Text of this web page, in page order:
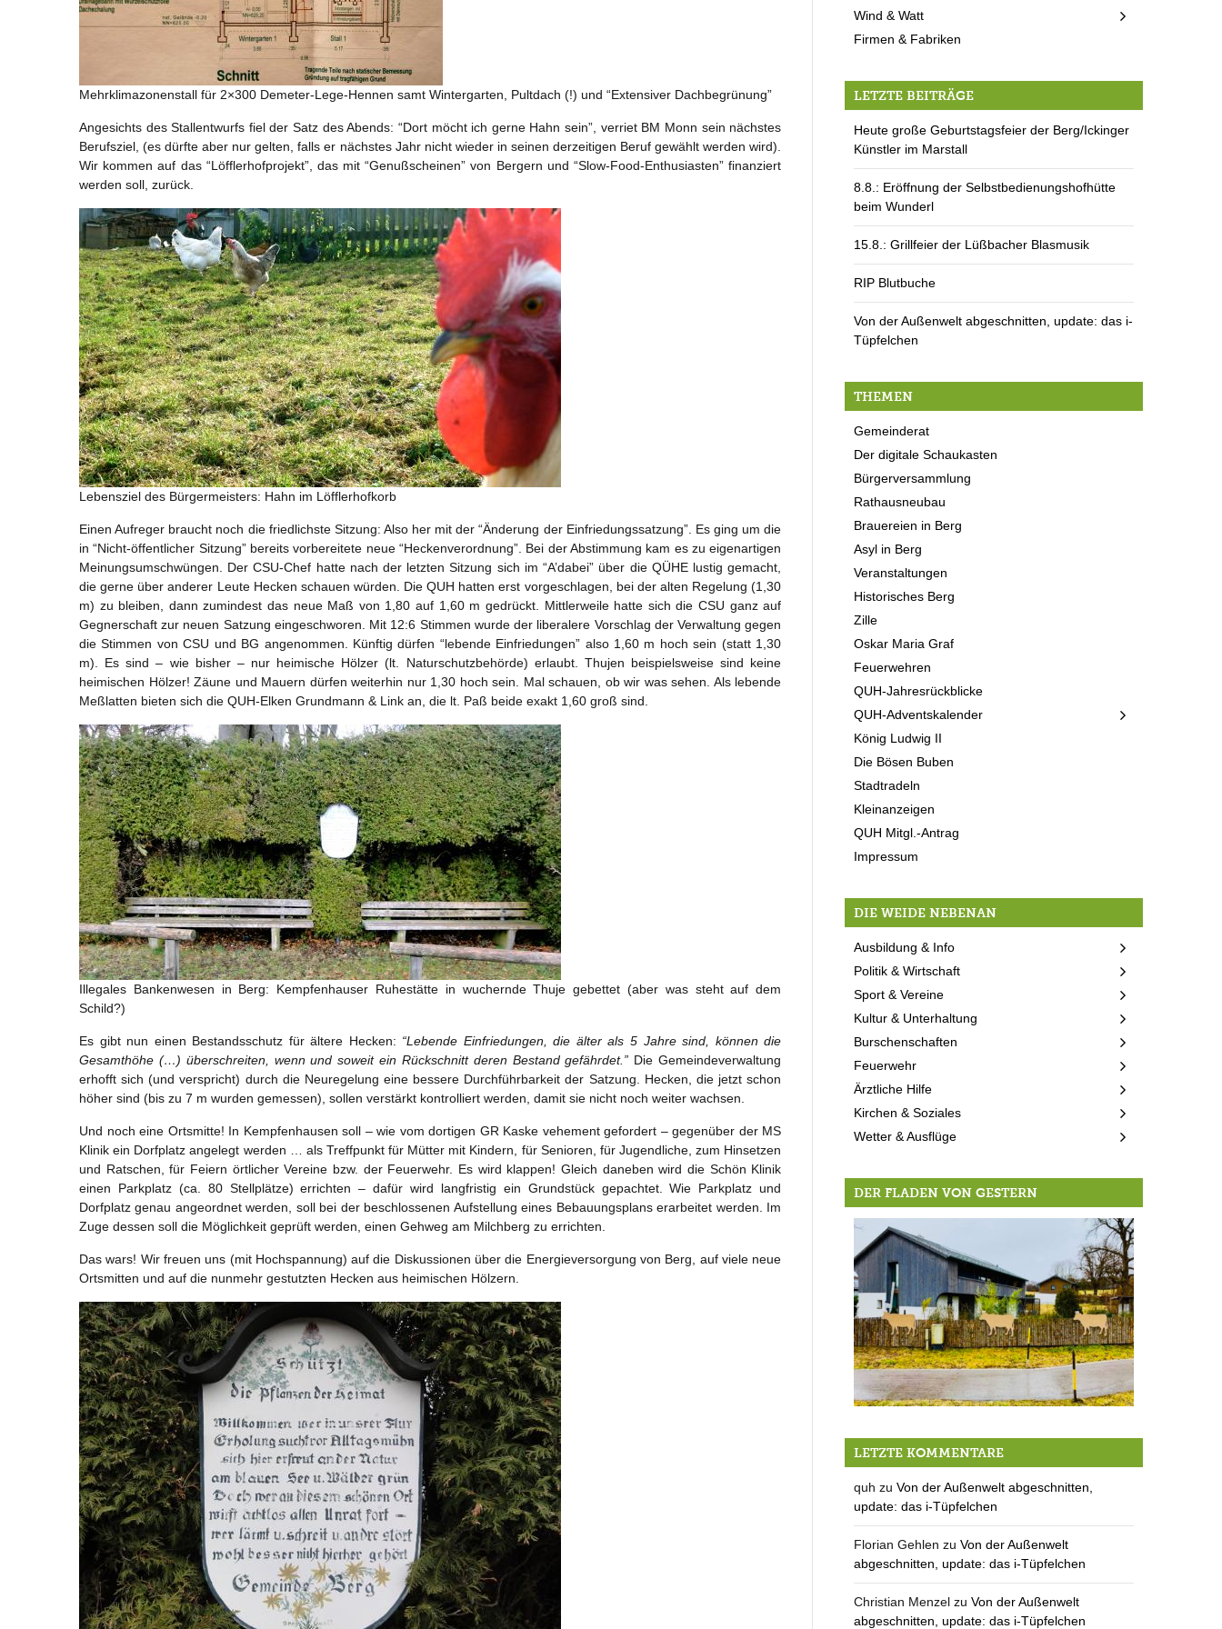
Mehrklimazonenstall für 2×300 Demeter-Lege-Hennen samt Wintergarten, Pultdach (!) und “Extensiver Dachbegrünung”
Angesichts des Stallentwurfs fiel der Satz des Abends: “Dort möcht ich gerne Hahn sein”, verriet BM Monn sein nächstes
Berufsziel, (es dürfte aber nur gelten, falls er nächstes Jahr nicht wieder in seinen derzeitigen Beruf gewählt werden wird).
Wir kommen auf das “Löfflerhofprojekt”, das mit “Genußscheinen” von Bergern und “Slow-Food-Enthusiasten” finanziert
werden soll, zurück.
Lebensziel des Bürgermeisters: Hahn im Löfflerhofkorb
Einen Aufreger braucht noch die friedlichste Sitzung: Also her mit der “Änderung der Einfriedungssatzung”. Es ging um die
in “Nicht-öffentlicher Sitzung” bereits vorbereitete neue “Heckenverordnung”. Bei der Abstimmung kam es zu eigenartigen
Meinungsumschwüngen. Der CSU-Chef hatte nach der letzten Sitzung sich im “A’dabei” über die QÜHE lustig gemacht,
die gerne über anderer Leute Hecken schauen würden. Die QUH hatten erst vorgeschlagen, bei der alten Regelung (1,30
m) zu bleiben, dann zumindest das neue Maß von 1,80 auf 1,60 m gedrückt. Mittlerweile hatte sich die CSU ganz auf
Gegnerschaft zur neuen Satzung eingeschworen. Mit 12:6 Stimmen wurde der liberalere Vorschlag der Verwaltung gegen
die Stimmen von CSU und BG angenommen. Künftig dürfen “lebende Einfriedungen” also 1,60 m hoch sein (statt 1,30
m). Es sind – wie bisher – nur heimische Hölzer (lt. Naturschutzbehörde) erlaubt. Thujen beispielsweise sind keine
heimischen Hölzer! Zäune und Mauern dürfen weiterhin nur 1,30 hoch sein. Mal schauen, ob wir was sehen. Als lebende
Meßlatten bieten sich die QUH-Elken Grundmann & Link an, die lt. Paß beide exakt 1,60 groß sind.
Illegales Bankenwesen in Berg: Kempfenhauser Ruhestätte in wuchernde Thuje gebettet (aber was steht auf dem
Schild?)
Es gibt nun einen Bestandsschutz für ältere Hecken: “Lebende Einfriedungen, die älter als 5 Jahre sind, können die
Gesamthöhe (…) überschreiten, wenn und soweit ein Rückschnitt deren Bestand gefährdet.” Die Gemeindeverwaltung
erhofft sich (und verspricht) durch die Neuregelung eine bessere Durchführbarkeit der Satzung. Hecken, die jetzt schon
höher sind (bis zu 7 m wurden gemessen), sollen verstärkt kontrolliert werden, damit sie nicht noch weiter wachsen.
Und noch eine Ortsmitte! In Kempfenhausen soll – wie vom dortigen GR Kaske vehement gefordert – gegenüber der MS
Klinik ein Dorfplatz angelegt werden … als Treffpunkt für Mütter mit Kindern, für Senioren, für Jugendliche, zum Hinsetzen
und Ratschen, für Feiern örtlicher Vereine bzw. der Feuerwehr. Es wird klappen! Gleich daneben wird die Schön Klinik
einen Parkplatz (ca. 80 Stellplätze) errichten – dafür wird langfristig ein Grundstück gepachtet. Wie Parkplatz und
Dorfplatz genau angeordnet werden, soll bei der beschlossenen Aufstellung eines Bebauungsplans erarbeitet werden. Im
Zuge dessen soll die Möglichkeit geprüft werden, einen Gehweg am Milchberg zu errichten.
Das wars! Wir freuen uns (mit Hochspannung) auf die Diskussionen über die Energieversorgung von Berg, auf viele neue
Ortsmitten und auf die nunmehr gestutzten Hecken aus heimischen Hölzern.
Wind & Watt
Firmen & Fabriken
LETZTE BEITRÄGE
Heute große Geburtstagsfeier der Berg/Ickinger
Künstler im Marstall
8.8.: Eröffnung der Selbstbedienungshofhütte
beim Wunderl
15.8.: Grillfeier der Lüßbacher Blasmusik
RIP Blutbuche
Von der Außenwelt abgeschnitten, update: das i-
Tüpfelchen
THEMEN
Gemeinderat
Der digitale Schaukasten
Bürgerversammlung
Rathausneubau
Brauereien in Berg
Asyl in Berg
Veranstaltungen
Historisches Berg
Zille
Oskar Maria Graf
Feuerwehren
QUH-Jahresrückblicke
QUH-Adventskalender
König Ludwig II
Die Bösen Buben
Stadtradeln
Kleinanzeigen
QUH Mitgl.-Antrag
Impressum
DIE WEIDE NEBENAN
Ausbildung & Info
Politik & Wirtschaft
Sport & Vereine
Kultur & Unterhaltung
Burschenschaften
Feuerwehr
Ärztliche Hilfe
Kirchen & Soziales
Wetter & Ausflüge
DER FLADEN VON GESTERN
LETZTE KOMMENTARE
quh zuVon der Außenwelt abgeschnitten,
update: das i-Tüpfelchen
Florian Gehlen zuVon der Außenwelt
abgeschnitten, update: das i-Tüpfelchen
Christian Menzel zuVon der Außenwelt
abgeschnitten, update: das i-Tüpfelchen